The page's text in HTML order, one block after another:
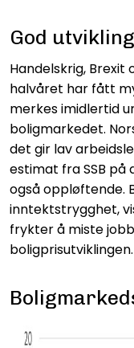
God
Handelskrig,
halvåret har fått
merkes imidlertid
boligmarkedet.
det gir lav
estimat fra SSB på
også oppløftende.
inntektstrygghet,
frykter å miste
boligprisutviklingen.